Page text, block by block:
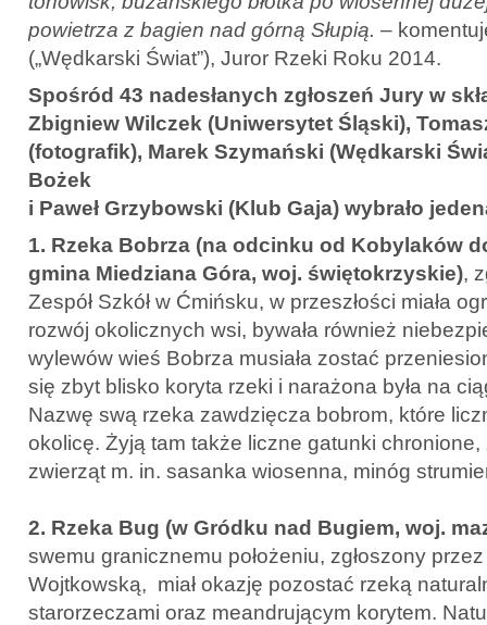
powietrza z bagien nad górną Słupią. –
(„Wędkarski Świat”), Juror Rzeki Roku 2014.
Spośród 43 nadesłanych zgłoszeń Jury w
Zbigniew Wilczek (Uniwersytet Śląski),
(fotografik), Marek Szymański (Wędkarski
Bożek
i Paweł Grzybowski (Klub Gaja) wybrało
1. Rzeka Bobrza (na odcinku od Kobylaków
gmina Miedziana Góra, woj. świętokrzyskie),
Zespół Szkół w Ćmińsku, w przeszłości miała
rozwój okolicznych wsi, bywała również
wylewów wieś Bobrza musiała zostać
się zbyt blisko koryta rzeki i narażona była na
Nazwę swą rzeka zawdzięcza bobrom, które
okolicę. Żyją tam także liczne gatunki
zwierząt m. in. sasanka wiosenna, minóg
2. Rzeka Bug (w Gródku nad Bugiem, woj.
swemu granicznemu położeniu, zgłoszony
Wojtkowską, miał okazję pozostać rzeką
starorzeczami oraz meandrującym korytem.